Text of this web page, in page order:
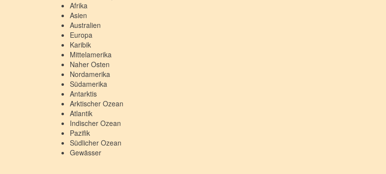
Afrika
Asien
Australien
Europa
Karibik
Mittelamerika
Naher Osten
Nordamerika
Südamerika
Antarktis
Arktischer Ozean
Atlantik
Indischer Ozean
Pazifik
Südlicher Ozean
Gewässer